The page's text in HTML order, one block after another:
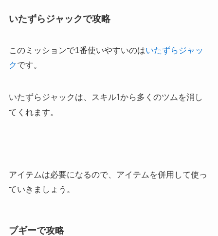
いたずらジャックで攻略
このミッションで1番使いやすいのはいたずらジャッ
ク です。
いたずらジャックは、スキル1から多くのツムを消し
てくれます。
アイテムは必要になるので、アイテムを併用して使っ
ていきましょう。
ブギーで攻略